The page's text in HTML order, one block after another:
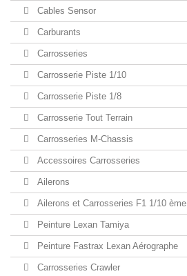
Cables Sensor
Carburants
Carrosseries
Carrosserie Piste 1/10
Carrosserie Piste 1/8
Carrosserie Tout Terrain
Carrosseries M-Chassis
Accessoires Carrosseries
Ailerons
Ailerons et Carrosseries F1 1/10 ème
Peinture Lexan Tamiya
Peinture Fastrax Lexan Aérographe
Carrosseries Crawler